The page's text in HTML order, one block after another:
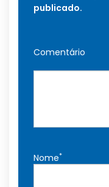
publicado.
Comentário
Nome*